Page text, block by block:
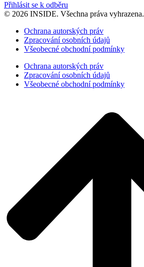
Přihlásit se k odběru
© 2026 INSIDE. Všechna práva vyhrazena.
Ochrana autorských práv
Zpracování osobních údajů
Všeobecné obchodní podmínky
Ochrana autorských práv
Zpracování osobních údajů
Všeobecné obchodní podmínky